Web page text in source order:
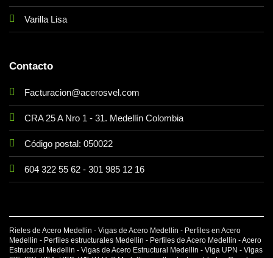
Varilla Lisa
Contacto
Facturacion@acerosvel.com
CRA 25 A Nro 1 - 31. Medellín Colombia
Código postal: 050022
604 322 55 62- 301 985 12 16
Rieles de Acero Medellin - Vigas de Acero Medellin - Perfiles en Acero
Medellin - Perfiles estructurales Medellin - Perfiles de Acero Medellin - Acero
Estructural Medellin - Vigas de Acero Estructural Medellin - Viga UPN - Vigas